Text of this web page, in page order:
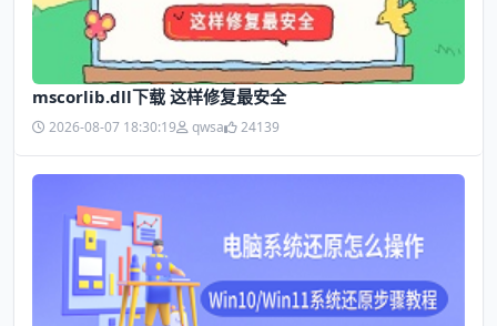
mscorlib.dll下载 这样修复最安全
2026-08-07 18:30:19 qwsa 24139